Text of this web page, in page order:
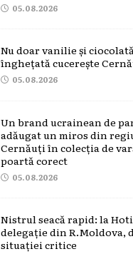
05.08.2026
Nu doar vanilie și
înghețată cucerește
05.08.2026
Un brand ucrainean de
adăugat un miros din
Cernăuți în colecția de
poartă corect
05.08.2026
Nistrul seacă rapid: la
delegație din R.Moldova,
situației critice